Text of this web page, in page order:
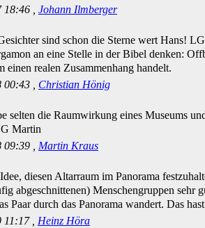
, Johann Ilmberger
sind schon die Sterne wert Hans!
an eine Stelle in der Bibel denken:
einen realen Zusammenhang handelt.
, Christian Hönig
selten die Raumwirkung eines Museums
Martin
, Martin Kraus
diesen Altarraum im Panorama
abgeschnittenen) Menschengruppen sehr
Paar durch das Panorama wandert. Das
, Heinz Höra